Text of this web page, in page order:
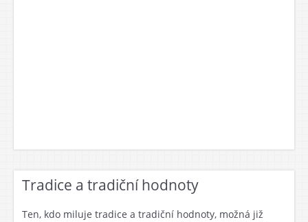
Tradice a tradiční hodnoty
Ten, kdo miluje tradice a tradiční hodnoty, možná již